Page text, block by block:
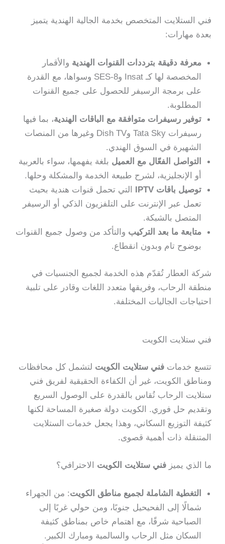
فني الستلايت المتخصص بخدمة الجالية الهندية يتميز
بعدة مهارات:
معرفة دقيقة بترددات القنوات الهندية والأقمار
المخصصة لها كـ Insat وSES-8 وسواها، مع القدرة
على برمجة الرسيفر للحصول على جميع القنوات
المطلوبة.
توفير رسيفرات متوافقة مع الباقات الهندية، بما فيها
رسيفرات Tata Sky وDish TV وغيرها من المنصات
الشهيرة في السوق الهندي.
التواصل الفعّال مع العميل بلغة يفهمها، سواء بالعربية
أو الإنجليزية، لشرح طبيعة الخدمة والمشكلة وحلها.
توصيل باقات IPTV
التي تحمل قنوات هندية بحيث
تعمل عبر الإنترنت على التلفزيون الذكي أو الرسيفر
المتصل بالشبكة.
متابعة ما بعد التركيب والتأكد من وصول جميع القنوات
بوضوح تام وبدون انقطاع.
شركة العطار تُقدّم هذه الخدمة لجميع الجنسيات في
منطقة الرحاب، وفريقها متعدد اللغات وقادر على تلبية
احتياجات الجاليات المختلفة.
فني ستلايت الكويت
تتسع خدمات فني ستلايت الكويت لتشمل كل محافظات
ومناطق الكويت، غير أن الكفاءة الحقيقية لفريق فني
ستلايت الرحاب تُقاس بالقدرة على الوصول السريع
وتقديم حل فوري. الكويت دولة صغيرة المساحة لكنها
كثيفة التوزيع السكاني، وهذا يجعل خدمات الستلايت
المتنقلة ذات أهمية قصوى.
ما الذي يميز فني ستلايت الكويت الاحترافي؟
التغطية الشاملة لجميع مناطق الكويت: من الجهراء
شمالًا إلى الفحيحيل جنوبًا، ومن حولي غربًا إلى
الصباحية شرقًا، مع اهتمام خاص بمناطق كثيفة
السكان مثل الرحاب والسالمية ومبارك الكبير.